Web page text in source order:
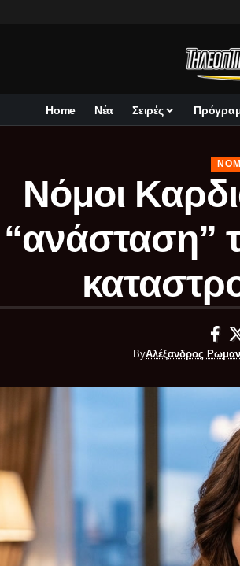
Home Νέα Σειρές
Νόμοι
“ανάσταση”
ByΑλέξανδρος